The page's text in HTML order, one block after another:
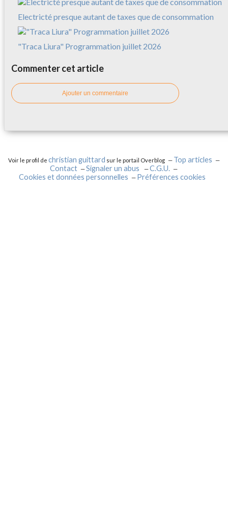
Electricté presque autant de taxes que de consommation
"Traca Liura" Programmation juillet 2026
Commenter cet article
Ajouter un commentaire
Voir le profil de christian guittard sur le portail Overblog
Top articles
Contact
Signaler un abus
C.G.U.
Cookies et données personnelles
Préférences cookies